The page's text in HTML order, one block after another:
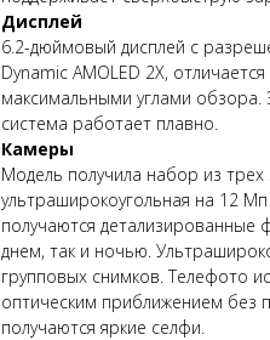
Дисплей
6.2-дюймовый дисплей с
Dynamic AMOLED 2X,
максимальными углами обзора.
система работает плавно.
Камеры
Модель получила набор из
ультраширокоугольная на 12
получаются детализированные
днем, так и ночью.
групповых снимков. Телефото
оптическим приближением без
получаются яркие селфи.